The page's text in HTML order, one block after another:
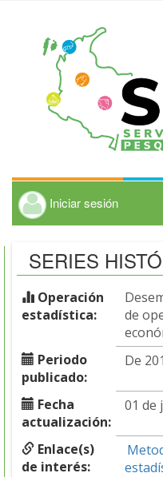
Iniciar sesión
SERIES
Operación
estadística:
de
Periodo
publicado:
De
Fecha
actualización:
01 de
Enlace(s)
de interés: